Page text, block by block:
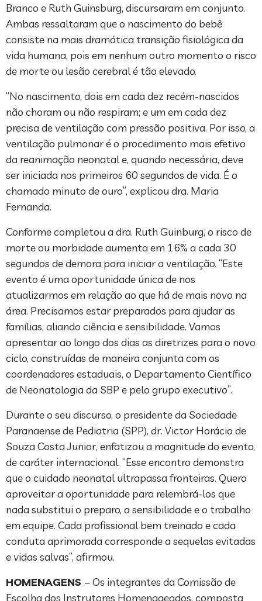
Branco e Ruth Guinsburg, discursaram em conjunto.
Ambas ressaltaram que o nascimento do bebê
consiste na mais dramática transição fisiológica da
vida humana, pois em nenhum outro momento o risco
de morte ou lesão cerebral é tão elevado.
“No nascimento, dois em cada dez recém-nascidos
não choram ou não respiram; e um em cada dez
precisa de ventilação com pressão positiva. Por isso, a
ventilação pulmonar é o procedimento mais efetivo
da reanimação neonatal e, quando necessária, deve
ser iniciada nos primeiros 60 segundos de vida. É o
chamado minuto de ouro”, explicou dra. Maria
Fernanda.
Conforme completou a dra. Ruth Guinburg, o risco de
morte ou morbidade aumenta em 16% a cada 30
segundos de demora para iniciar a ventilação. “Este
evento é uma oportunidade única de nos
atualizarmos em relação ao que há de mais novo na
área. Precisamos estar preparados para ajudar as
famílias, aliando ciência e sensibilidade. Vamos
apresentar ao longo dos dias as diretrizes para o novo
ciclo, construídas de maneira conjunta com os
coordenadores estaduais, o Departamento Científico
de Neonatologia da SBP e pelo grupo executivo”.
Durante o seu discurso, o presidente da Sociedade
Paranaense de Pediatria (SPP), dr. Victor Horácio de
Souza Costa Junior, enfatizou a magnitude do evento,
de caráter internacional. “Esse encontro demonstra
que o cuidado neonatal ultrapassa fronteiras. Quero
aproveitar a oportunidade para relembrá-los que
nada substitui o preparo, a sensibilidade e o trabalho
em equipe. Cada profissional bem treinado e cada
conduta aprimorada corresponde a sequelas evitadas
e vidas salvas”, afirmou.
HOMENAGENS – Os integrantes da Comissão de
Escolha dos Instrutores Homenageados, composta